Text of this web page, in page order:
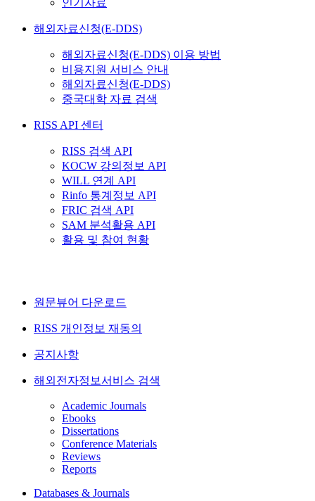
인기자료
해외자료신청(E-DDS)
해외자료신청(E-DDS) 이용 방법
비용지원 서비스 안내
해외자료신청(E-DDS)
중국대학 자료 검색
RISS API 센터
RISS 검색 API
KOCW 강의정보 API
WILL 연계 API
Rinfo 통계정보 API
FRIC 검색 API
SAM 분석활용 API
활용 및 참여 현황
원문뷰어 다운로드
RISS 개인정보 재동의
공지사항
해외전자정보서비스 검색
Academic Journals
Ebooks
Dissertations
Conference Materials
Reviews
Reports
Databases & Journals